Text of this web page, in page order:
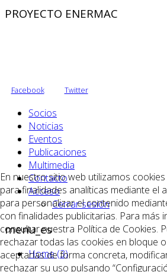
PROYECTO ENERMAC
Facebook Twitter
Socios
Noticias
Eventos
Publicaciones
Multimedia
Contacto
Acceso
Cerrar sesión
menu_es
Home (3)
En nuestro sitio web utilizamos
para finalidades analíticas mediante el
para personalizar el contenido
con finalidades publicitarias. Para más
consultar nuestra Política de Cookies.
rechazar todas las cookies en bloque
aceptarlas de forma concreta,
rechazar su uso pulsando